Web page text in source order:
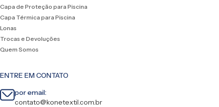
Capa de Proteção para Piscina
Capa Térmica para Piscina
Lonas
Trocas e Devoluções
Quem Somos
ENTRE EM CONTATO
por email:
contato@konetextil.com.br